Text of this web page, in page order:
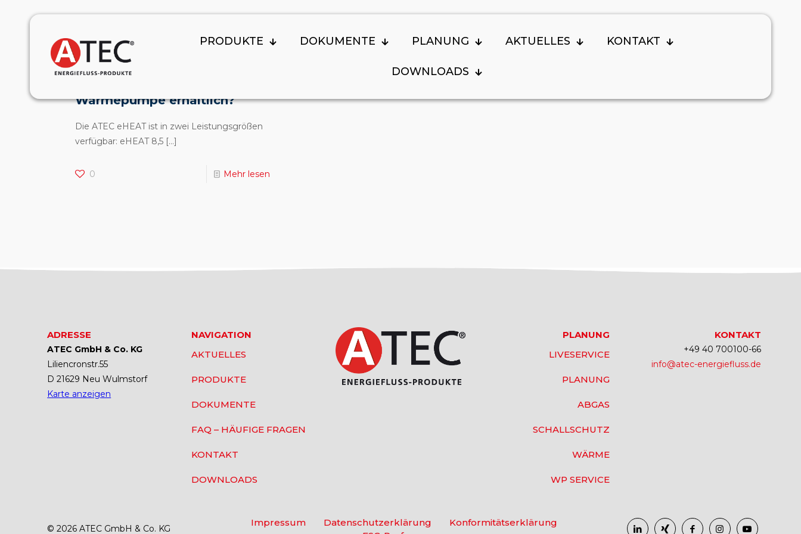
PRODUKTE DOKUMENTE PLANUNG AKTUELLES KONTAKT
DOWNLOADS
In welchen Leistungsgrößen
ist die ATEC eHEAT
Wärmepumpe erhältlich?
Die ATEC eHEAT ist in zwei Leistungsgrößen
verfügbar: eHEAT 8,5[…]
0 Mehr lesen
ADRESSE
ATEC GmbH & Co. KG
Liliencronstr.55
D 21629 Neu Wulmstorf
Karte anzeigen
NAVIGATION
AKTUELLES
PRODUKTE
DOKUMENTE
FAQ – HÄUFIGE FRAGEN
KONTAKT
DOWNLOADS
PLANUNG
LIVESERVICE
PLANUNG
ABGAS
SCHALLSCHUTZ
WÄRME
WP SERVICE
KONTAKT
+49 40 700100-66
info@atec-energiefluss.de
© 2026 ATEC GmbH & Co. KG
Impressum Datenschutzerklärung
Konformitätserklärung